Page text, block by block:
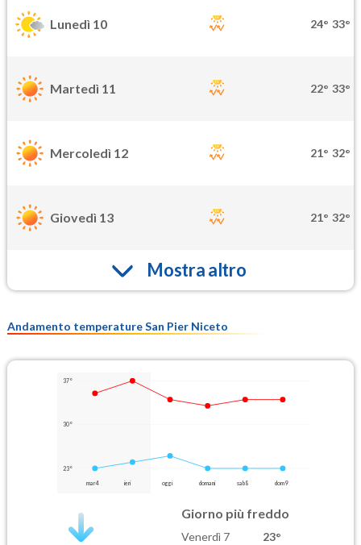
Lunedì 10 24° 33°
Martedì 11 22° 33°
Mercoledì 12 21° 32°
Giovedì 13 21° 32°
Mostra altro
Andamento temperature San Pier Niceto
37°
30°
23°
mar 4 ieri oggi domani sab 8 dom 9
Giorno più freddo
Venerdì 7 23°